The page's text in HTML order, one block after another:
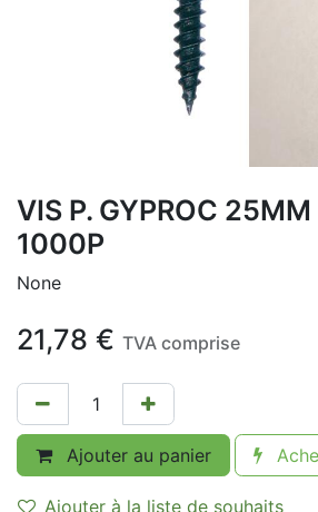
VIS P. GYPROC
1000P
None
21,78 € TVA comprise
Ajouter au panier
Ajouter à la liste de souhaits